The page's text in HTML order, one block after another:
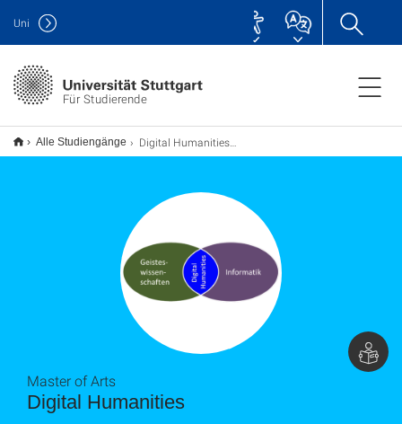
Für Studierende
Uni
Alle Studiengänge Digital Humanities M.A.
Digital Humanities
Master of Arts